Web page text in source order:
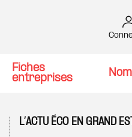
Fiches
entreprises
L’ACTU ÉCO EN GRAND